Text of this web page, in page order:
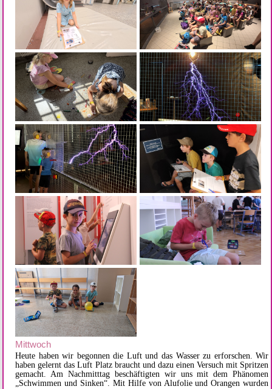
Mittwoch
Heute haben wir begonnen die Luft und das Wasser zu erforschen. Wir
haben gelernt das Luft Platz braucht und dazu einen Versuch mit Spritzen
gemacht. Am Nachmitttag beschäftigten wir uns mit dem Phänomen
„Schwimmen und Sinken“. Mit Hilfe von Alufolie und Orangen wurden